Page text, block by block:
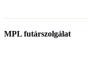
MPL futárszolgálat